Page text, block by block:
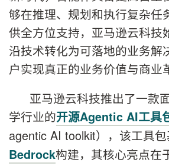
够在推理、规划和执行复杂任
供全方位支持，亚马逊云科技
沿技术转化为可落地的业务解
户实现真正的业务价值与商业
亚马逊云科技推出了一款
学行业的开源Agentic AI工具
agentic AI toolkit），该工具
Bedrock构建，其核心亮点在